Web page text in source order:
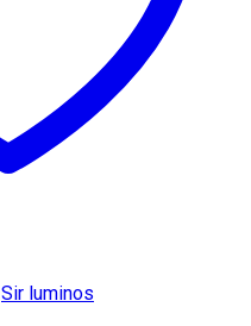
Sir luminos